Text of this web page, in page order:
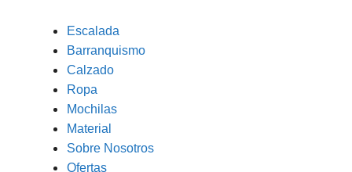
Escalada
Barranquismo
Calzado
Ropa
Mochilas
Material
Sobre Nosotros
Ofertas